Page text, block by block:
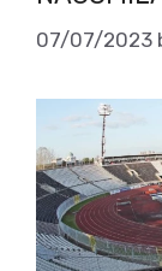
07/07/2023